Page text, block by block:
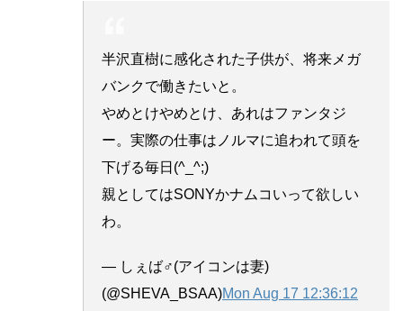
半沢直樹に感化された子供が、将来メガ
バンクで働きたいと。
やめとけやめとけ、あれはファンタジ
ー。実際の仕事はノルマに追われて頭を
下げる毎日(^_^;)
親としてはSONYかナムコいって欲しい
わ。
— しぇば♂(アイコンは妻)
(@SHEVA_BSAA)Mon Aug 17 12:36:12